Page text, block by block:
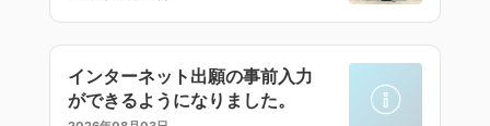
インターネット出願の事前入力
ができるようになりました。